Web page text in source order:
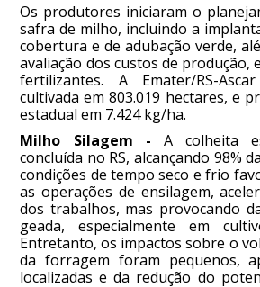
Os produtores iniciaram o
safra de milho, incluindo a
cobertura e de adubação verde,
avaliação dos custos de produção,
fertilizantes. A Emater/RS-
cultivada em 803.019 hectares, e
estadual em 7.424 kg/ha.
Milho Silagem - A colheita
concluída no RS, alcançando 98%
condições de tempo seco e frio
as operações de ensilagem,
dos trabalhos, mas provocando
geada, especialmente em
Entretanto, os impactos sobre o
da forragem foram pequenos,
localizadas e da redução do